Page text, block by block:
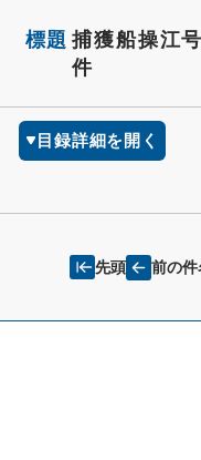
標題 捕獲船操江
件
目録詳細を開く
先頭 前の件